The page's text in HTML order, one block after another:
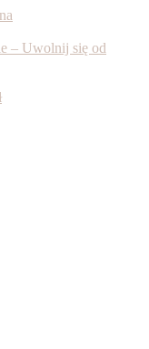
– Uwolnij się od